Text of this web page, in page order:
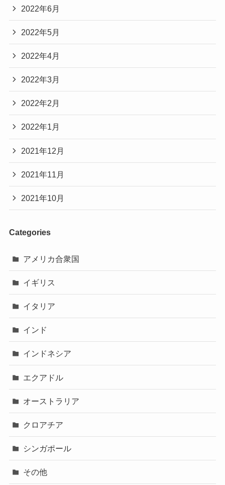
2022年6月
2022年5月
2022年4月
2022年3月
2022年2月
2022年1月
2021年12月
2021年11月
2021年10月
Categories
アメリカ合衆国
イギリス
イタリア
インド
インドネシア
エクアドル
オーストラリア
クロアチア
シンガポール
その他